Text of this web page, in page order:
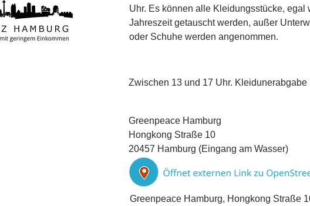
Uhr. Es können alle Kleidungsstücke,
Jahreszeit getauscht werden, außer
oder Schuhe werden angenommen.
Greenpeace Hamburg
Hongkong Straße 10
20457 Hamburg (Eingang am Wasser)
Zwischen 13 und 17 Uhr. Kleidunerabgabe
Greenpeace Hamburg, Hongkong Straße